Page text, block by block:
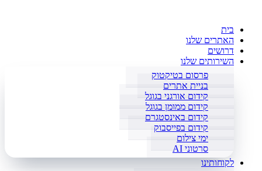
בית
האתרים שלנו
דרושים
השירותים שלנו
פרסום בטיקטוק
בניית אתרים
קידום אורגני בגוגל
קידום ממומן בגוגל
קידום באינסטגרם
קידום בפייסבוק
ימי צילום
סרטוני AI
לקוחותינו